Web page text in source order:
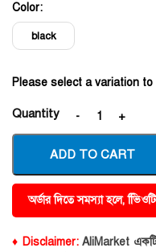
Color:
black
Please select a variation
Quantity
ADD TO CART
অর্ডার দিতে সমস্যা হলে,
♦ Disclaimer:AliMarket একটি